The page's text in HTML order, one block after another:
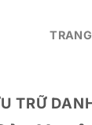
TRỮ